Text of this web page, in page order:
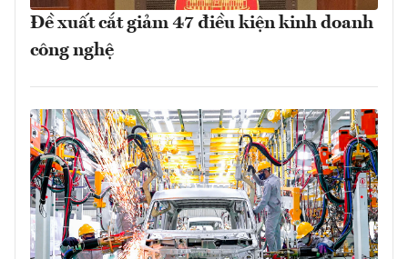
Đề xuất cắt giảm 47 điều kiện kinh doanh
công nghệ